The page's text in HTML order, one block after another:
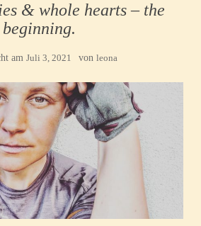
& whole hearts – the
beginning.
am Juli 3, 2021 von leona